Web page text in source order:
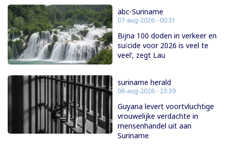
abc-Suriname
07-aug-2026 - 00:31
Bijna 100 doden in verkeer en
suïcide voor 2026 is veel te
veel’, zegt Lau
suriname herald
06-aug-2026 - 23:39
Guyana levert voortvluchtige
vrouwelijke verdachte in
mensenhandel uit aan
Suriname